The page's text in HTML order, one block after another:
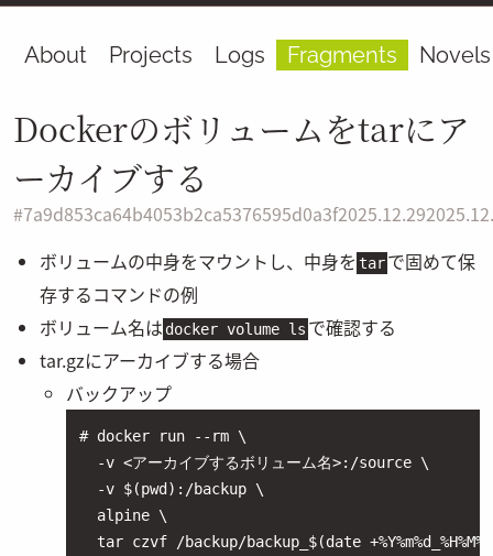
About Projects Logs Fragments Novels
Dockerのボリュームをtarにア
ーカイブする
#7a9d853ca64b4053b2ca5376595d0a3f2025.12.29
ボリュームの中身をマウントし、中身を tarで固めて保
存するコマンドの例
ボリューム名は docker volume ls で確認する
tar.gzにアーカイブする場合
バックアップ
# docker run --rm \
  -v <アーカイブするボリューム名>:/source \
  -v $(pwd):/backup \
  alpine \
tar czvf /backup/backup_$(date